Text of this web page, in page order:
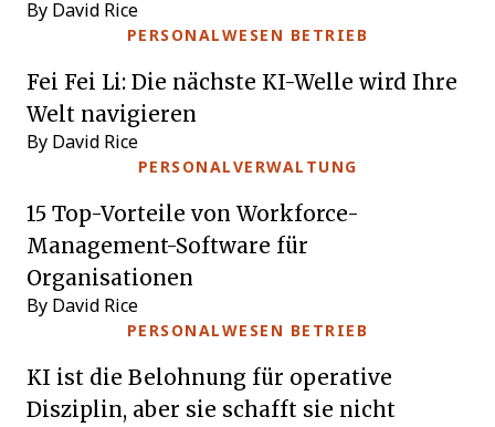
By David Rice
PERSONALWESEN BETRIEB
Fei Fei Li: Die nächste KI-Welle wird Ihre
Welt navigieren
By David Rice
PERSONALVERWALTUNG
15 Top-Vorteile von Workforce-
Management-Software für
Organisationen
By David Rice
PERSONALWESEN BETRIEB
KI ist die Belohnung für operative
Disziplin, aber sie schafft sie nicht